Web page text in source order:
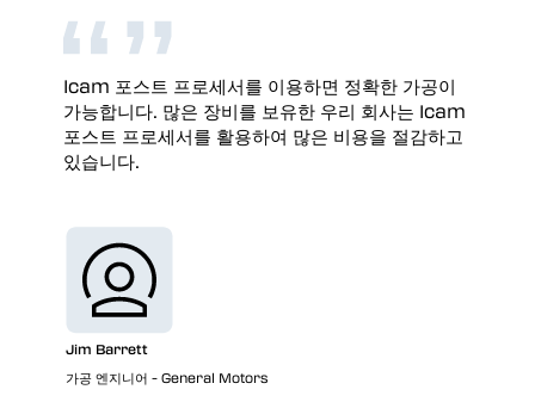
Icam 포스트 프로세서를 이용하면 정확한 가공이
가능합니다. 많은 장비를 보유한 우리 회사는 Icam
포스트 프로세서를 활용하여 많은 비용을 절감하고
있습니다.
Jim Barrett
가공 엔지니어 - General Motors